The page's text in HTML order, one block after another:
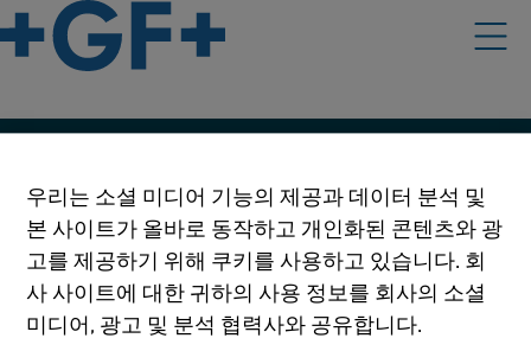
이용 약관
온라인 개인정보 보호 및 쿠키 정책
쿠키 설정
우리는 소셜 미디어 기능의 제공과 데이터 분석 및
본 사이트가 올바로 동작하고 개인화된 콘텐츠와 광
고를 제공하기 위해 쿠키를 사용하고 있습니다. 회
사 사이트에 대한 귀하의 사용 정보를 회사의 소셜
미디어, 광고 및 분석 협력사와 공유합니다.